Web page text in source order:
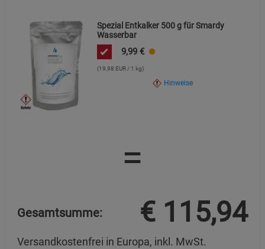
Spezial Entkalker 500 g für Smardy
Wasserbar
9,99 €
(19,98 EUR / 1 kg)
Hinweise
=
Gesamtsumme: € 115,94
Versandkostenfrei in Europa, inkl. MwSt.